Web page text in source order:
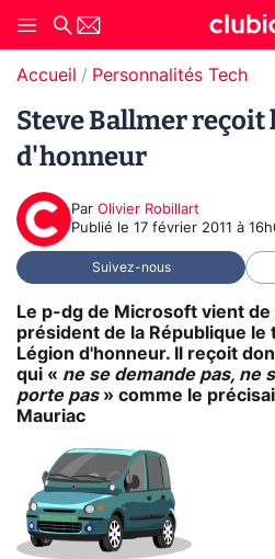
Accueil Personnalités Tech
Steve Ballmer reçoit
d'honneur
Par Olivier Robillart
Publié le 17 février 2011 à
Suivez-nous
Le p-dg de Microsoft vient
président de la République le
Légion d'honneur. Il reçoit
qui « ne se demande pas, ne
porte pas» comme le
Mauriac